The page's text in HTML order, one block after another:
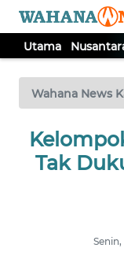
Utama
Wahana News
Tak
Senin,
TV
Tutup
UTAMA